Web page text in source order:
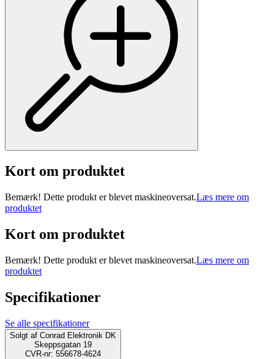
Kort om produktet
Bemærk! Dette produkt er blevet maskineoversat.Læs mere om
produktet
Kort om produktet
Bemærk! Dette produkt er blevet maskineoversat.Læs mere om
produktet
Specifikationer
Se alle specifikationer
Solgt af Conrad Elektronik DK
Skeppsgatan 19
CVR-nr: 556678-4624